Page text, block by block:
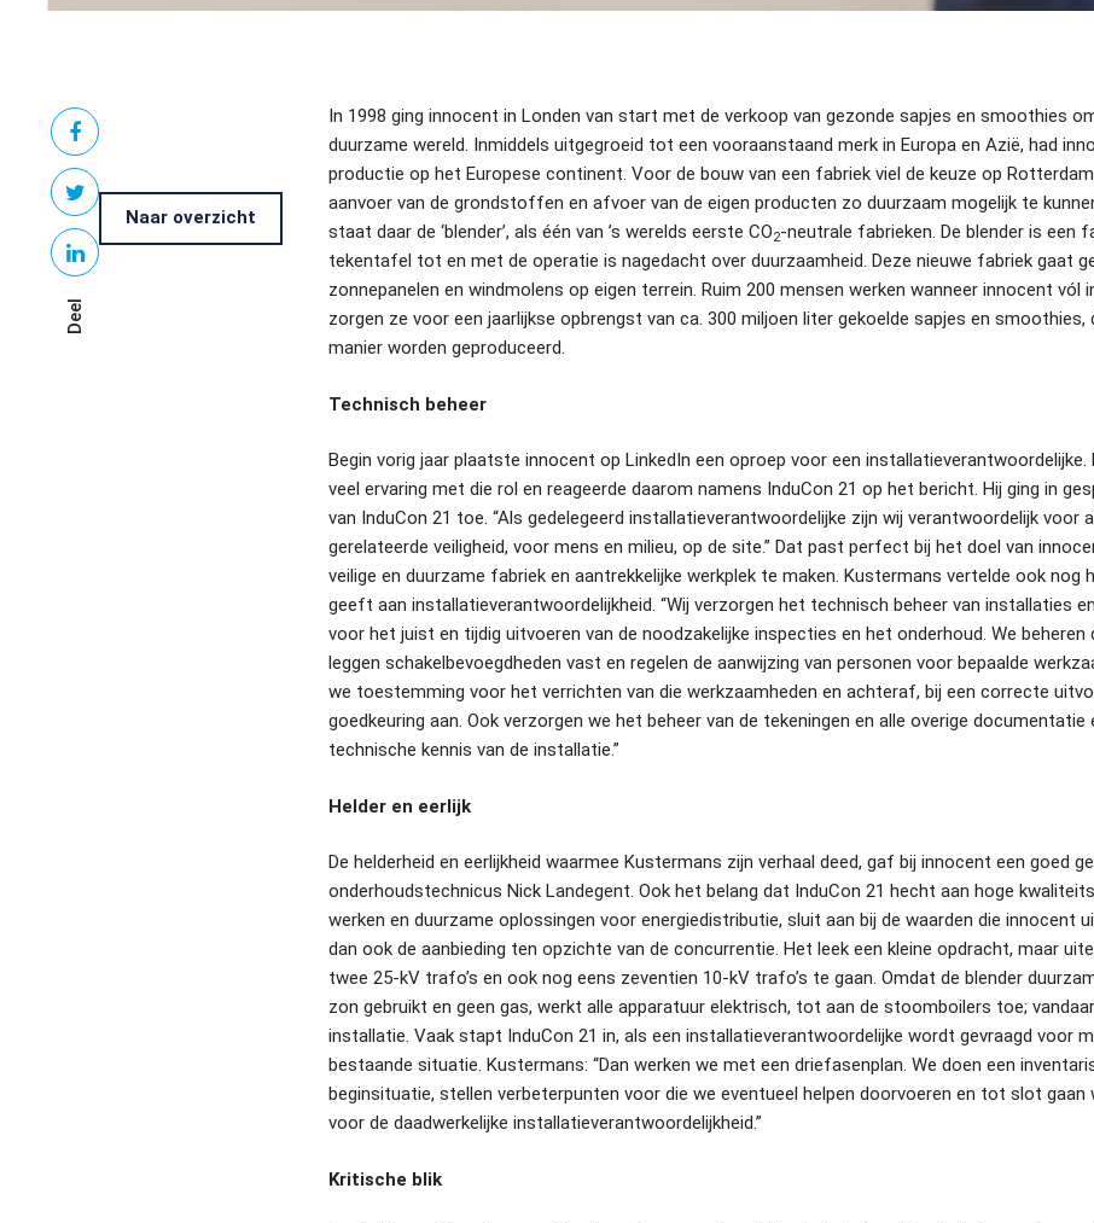
In 1998 ging innocent in Londen van start met de verkoop van gezonde sapjes en smoothies
duurzame wereld. Inmiddels uitgegroeid tot een vooraanstaand merk in Europa en Azië, had
productie op het Europese continent. Voor de bouw van een fabriek viel de keuze op
aanvoer van de grondstoffen en afvoer van de eigen producten zo duurzaam mogelijk te
staat daar de ‘blender’, als één van ’s werelds eerste CO2-neutrale fabrieken. De blender is een
tekentafel tot en met de operatie is nagedacht over duurzaamheid. Deze nieuwe fabriek gaat
zonnepanelen en windmolens op eigen terrein. Ruim 200 mensen werken wanneer innocent vól
zorgen ze voor een jaarlijkse opbrengst van ca. 300 miljoen liter gekoelde sapjes en smoothies,
manier worden geproduceerd.
Technisch beheer
Begin vorig jaar plaatste innocent op LinkedIn een oproep voor een
veel ervaring met die rol en reageerde daarom namens InduCon 21 op het bericht. Hij ging in
van InduCon 21 toe. “Als gedelegeerd installatieverantwoordelijke zijn wij verantwoordelijk voor
gerelateerde veiligheid, voor mens en milieu, op de site.” Dat past perfect bij het doel van
veilige en duurzame fabriek en aantrekkelijke werkplek te maken. Kustermans vertelde ook nog
geeft aan installatieverantwoordelijkheid. “Wij verzorgen het technisch beheer van installaties
voor het juist en tijdig uitvoeren van de noodzakelijke inspecties en het onderhoud. We beheren
leggen schakelbevoegdheden vast en regelen de aanwijzing van personen voor bepaalde
we toestemming voor het verrichten van die werkzaamheden en achteraf, bij een correcte
goedkeuring aan. Ook verzorgen we het beheer van de tekeningen en alle overige documentatie
technische kennis van de installatie.”
Helder en eerlijk
De helderheid en eerlijkheid waarmee Kustermans zijn verhaal deed, gaf bij innocent een goed
onderhoudstechnicus Nick Landegent. Ook het belang dat InduCon 21 hecht aan hoge
werken en duurzame oplossingen voor energiedistributie, sluit aan bij de waarden die innocent
dan ook de aanbieding ten opzichte van de concurrentie. Het leek een kleine opdracht, maar
twee 25-kV trafo’s en ook nog eens zeventien 10-kV trafo’s te gaan. Omdat de blender
zon gebruikt en geen gas, werkt alle apparatuur elektrisch, tot aan de stoomboilers toe;
installatie. Vaak stapt InduCon 21 in, als een installatieverantwoordelijke wordt gevraagd voor
bestaande situatie. Kustermans: “Dan werken we met een driefasenplan. We doen een
beginsituatie, stellen verbeterpunten voor die we eventueel helpen doorvoeren en tot slot gaan
voor de daadwerkelijke installatieverantwoordelijkheid.”
Kritische blik
Deel



Naar overzicht